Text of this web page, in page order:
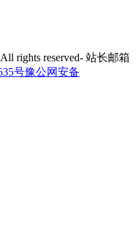
rights reserved- 站长邮箱
号豫公网安备